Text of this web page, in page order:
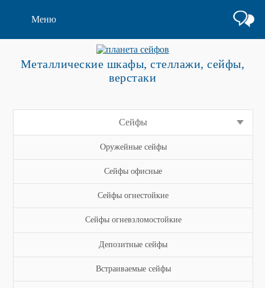
Меню
Металлические шкафы, стеллажи, сейфы,
верстаки
Сейфы
Оружейные сейфы
Сейфы офисные
Сейфы огнестойкие
Сейфы огневзломостойкие
Депозитные сейфы
Встраиваемые сейфы